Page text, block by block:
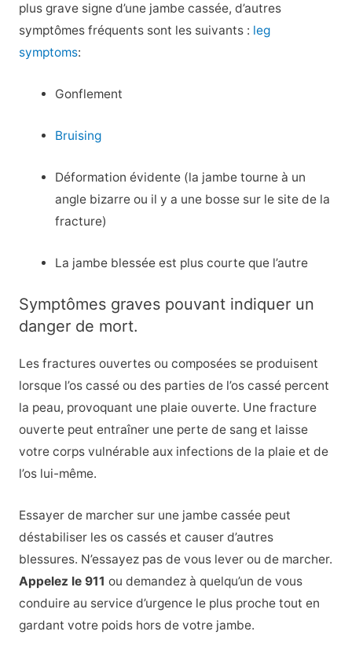
plus grave signe d’une jambe cassée, d’autres
symptômes fréquents sont les suivants : leg
symptoms:
Gonflement
Bruising
Déformation évidente (la jambe tourne à un
angle bizarre ou il y a une bosse sur le site de la
fracture)
La jambe blessée est plus courte que l’autre
Symptômes graves pouvant indiquer un
danger de mort.
Les fractures ouvertes ou composées se produisent
lorsque l’os cassé ou des parties de l’os cassé percent
la peau, provoquant une plaie ouverte. Une fracture
ouverte peut entraîner une perte de sang et laisse
votre corps vulnérable aux infections de la plaie et de
l’os lui-même.
Essayer de marcher sur une jambe cassée peut
déstabiliser les os cassés et causer d’autres
blessures. N’essayez pas de vous lever ou de marcher.
Appelez le 911 ou demandez à quelqu’un de vous
conduire au service d’urgence le plus proche tout en
gardant votre poids hors de votre jambe.